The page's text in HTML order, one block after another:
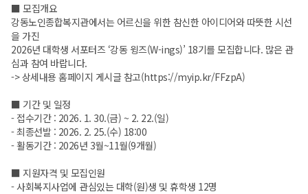
■ 모집개요
강동노인종합복지관에서는 어르신을 위한 참신한 아이디어와 따뜻한 시선
을 가진
2026년 대학생 서포터즈 ‘강동 윙즈(W-ings)’ 18기를 모집합니다. 많은 관
심과 참여 바랍니다.
-> 상세내용 홈페이지 게시글 참고(https://myip.kr/FFzpA)
■ 기간 및 일정
- 접수기간 : 2026. 1. 30.(금) ~ 2. 22.(일)
- 최종선발 : 2026. 2. 25.(수) 18:00
- 활동기간 : 2026년 3월~11월(9개월)
■ 지원자격 및 모집인원
- 사회복지사업에 관심있는 대학(원)생 및 휴학생 12명